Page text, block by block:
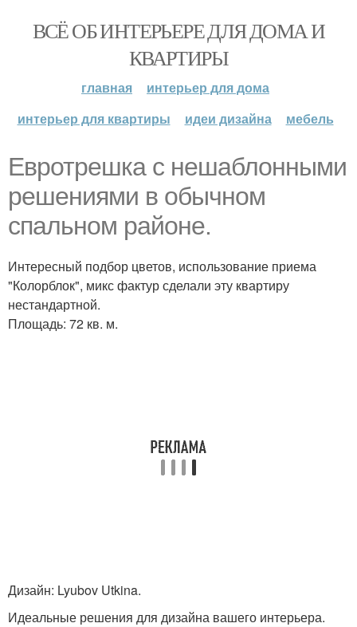
ВСЁ ОБ ИНТЕРЬЕРЕ ДЛЯ ДОМА И
КВАРТИРЫ
главная
интерьер для дома
интерьер для квартиры
идеи дизайна мебель
Евротрешка с нешаблонными
решениями в обычном
спальном районе.
Интересный подбор цветов, использование приема
"Колорблок", микс фактур сделали эту квартиру
нестандартной.
Площадь: 72 кв. м.
Дизайн: Lyubov Utkina.
Идеальные решения для дизайна вашего интерьера.